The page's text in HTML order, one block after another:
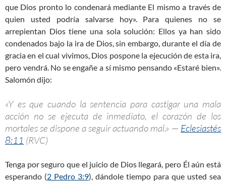
que Dios pronto lo condenará mediante El mismo a través de
quien usted podría salvarse hoy». Para quienes no se
arrepientan Dios tiene una sola solución: Ellos ya han sido
condenados bajo la ira de Dios, sin embargo, durante el día de
gracia en el cual vivimos, Dios pospone la ejecución de esta ira,
pero vendrá. No se engañe a sí mismo pensando «Estaré bien».
Salomón dijo:
«Y es que cuando la sentencia para castigar una mala
acción no se ejecuta de inmediato, el corazón de los
mortales se dispone a seguir actuando mal.» — Eclesiastés
8:11 (RVC)
Tenga por seguro que el juicio de Dios llegará, pero Él aún está
esperando (2 Pedro 3:9), dándole tiempo para que usted sea